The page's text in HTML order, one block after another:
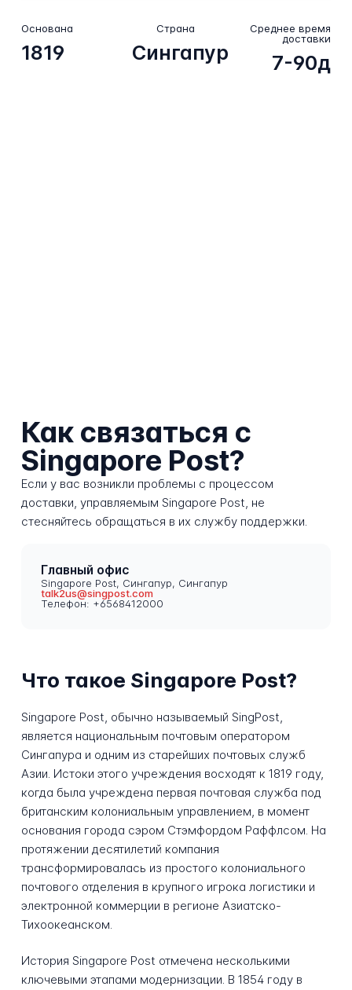
Основана
1819
Страна
Сингапур
Среднее время
доставки
7-90д
Как связаться с
Singapore Post?
Если у вас возникли проблемы с процессом
доставки, управляемым Singapore Post, не
стесняйтесь обращаться в их службу поддержки.
Главный офис
Singapore Post, Сингапур, Сингапур
talk2us@singpost.com
Телефон: +6568412000
Что такое Singapore Post?
Singapore Post, обычно называемый SingPost,
является национальным почтовым оператором
Сингапура и одним из старейших почтовых служб
Азии. Истоки этого учреждения восходят к 1819 году,
когда была учреждена первая почтовая служба под
британским колониальным управлением, в момент
основания города сэром Стэмфордом Раффлсом. На
протяжении десятилетий компания
трансформировалась из простого колониального
почтового отделения в крупного игрока логистики и
электронной коммерции в регионе Азиатско-
Тихоокеанском.
История Singapore Post отмечена несколькими
ключевыми этапами модернизации. В 1854 году в